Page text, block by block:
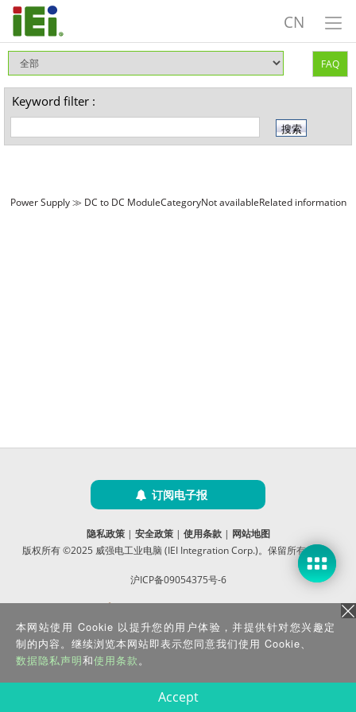
CN
FAQ
Keyword filter :
Power Supply ≫ DC to DC ModuleCategoryNot availableRelated information
订阅电子报
隐私政策| 安全政策| 使用条款| 网站地图
版权所有 ©2025 威强电工业电脑 (IEI Integration Corp.)。保留所有权利。
沪ICP备09054375号-6
本网站使用 Cookie 以提升您的用户体验，并提供针对您兴趣定
制的内容。继续浏览本网站即表示您同意我们使用 Cookie、
数据隐私声明和使用条款。
Accept